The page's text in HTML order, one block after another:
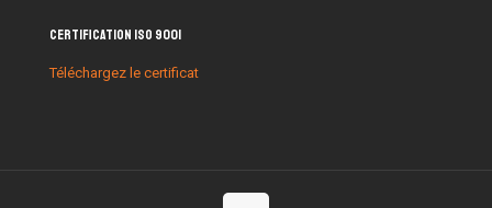
Certification ISO 9001
Téléchargez le certificat